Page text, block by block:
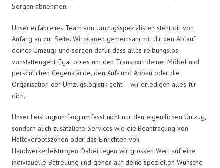
Sorgen abnehmen.
Unser erfahrenes Team von Umzugsspezialisten steht dir von
Anfang an zur Seite. Wir planen gemeinsam mit dir den Ablauf
deines Umzugs und sorgen dafür, dass alles reibungslos
vonstattengeht. Egal ob es um den Transport deiner Möbel und
persönlichen Gegenstände, den Auf- und Abbau oder die
Organisation der Umzugslogistik geht – wir erledigen alles für
dich.
Unser Leistungsumfang umfasst nicht nur den eigentlichen Umzug,
sondern auch zusätzliche Services wie die Beantragung von
Halteverbotszonen oder das Einrichten von
Handwerkerleistungen. Dabei legen wir grossen Wert auf eine
individuelle Betreuung und gehen auf deine speziellen Wünsche